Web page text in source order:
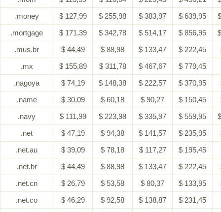
.money
$ 127,99 $ 255,98 $ 383,97 $ 639,95
.mortgage
$ 171,39 $ 342,78 $ 514,17 $ 856,95
.mus.br
$ 44,49 $ 88,98 $ 133,47 $ 222,45
.mx
$ 155,89 $ 311,78 $ 467,67
$ 779,45
.nagoya
$ 74,19 $ 148,38 $ 222,57 $ 370,95
.name
$ 30,09 $ 60,18 $ 90,27 $ 150,45
.navy
$ 111,99 $ 223,98 $ 335,97 $ 559,95
.net
$ 47,19 $ 94,38 $ 141,57 $ 235,95
.net.au
$ 39,09 $ 78,18 $ 117,27
$ 195,45
.net.br
$ 44,49 $ 88,98 $ 133,47 $ 222,45
.net.cn
$ 26,79 $ 53,58 $ 80,37 $ 133,95
.net.co
$ 46,29 $ 92,58 $ 138,87
$ 231,45